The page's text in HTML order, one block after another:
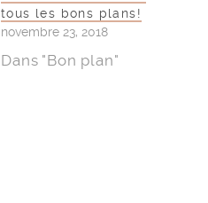
tous les bons plans!
novembre 23, 2018
Dans "Bon plan"